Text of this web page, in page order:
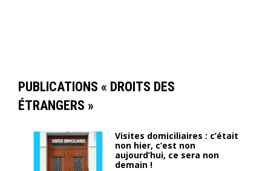
PUBLICATIONS « DROITS DES
ÉTRANGERS »
Visites domiciliaires : c’était
non hier, c’est non
aujourd’hui, ce sera non
demain !